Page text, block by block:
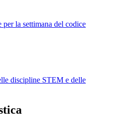
la settimana del codice
discipline STEM e delle